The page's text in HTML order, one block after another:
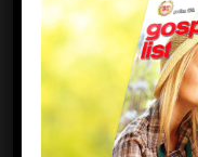
Prijavite se na